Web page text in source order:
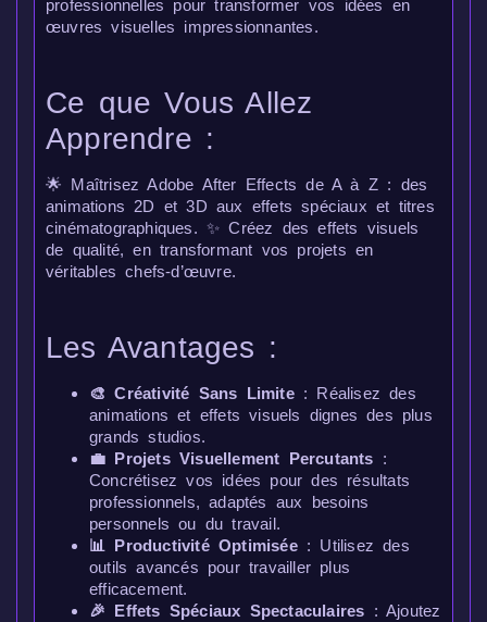
professionnelles pour transformer vos idées en
œuvres visuelles impressionnantes.
Ce que Vous Allez
Apprendre :
🌟 Maîtrisez Adobe After Effects de A à Z : des
animations 2D et 3D aux effets spéciaux et titres
cinématographiques. ✨ Créez des effets visuels
de qualité, en transformant vos projets en
véritables chefs-d’œuvre.
Les Avantages :
🎨 Créativité Sans Limite: Réalisez des
animations et effets visuels dignes des plus
grands studios.
💼 Projets Visuellement Percutants :
Concrétisez vos idées pour des résultats
professionnels, adaptés aux besoins
personnels ou du travail.
📊 Productivité Optimisée: Utilisez des
outils avancés pour travailler plus
efficacement.
🎉 Effets Spéciaux Spectaculaires : Ajoutez